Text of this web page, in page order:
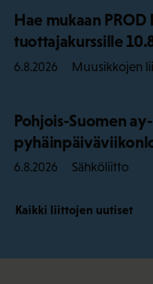
Hae mukaan PROD
tuottajakurssille
6.8.2026 Muusikkojen
Pohjois-Suomen
6.8.2026 Sähköliitto
Kaikki liittojen uutiset